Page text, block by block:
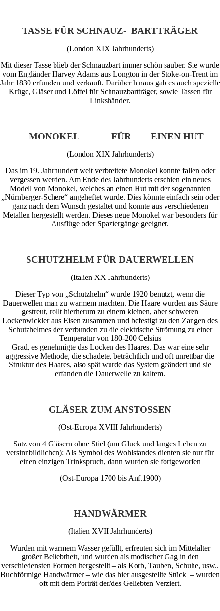
TASSE FÜR SCHNAUZ- BARTTRÄGER
(London XIX Jahrhunderts)
Mit dieser Tasse blieb der Schnauzbart immer schön sauber. Sie wurde
vom Engländer Harvey Adams aus Longton in der Stoke-on-Trent im
Jahr 1830 erfunden und verkauft. Darüber hinaus gab es auch spezielle
Krüge, Gläser und Löffel für Schnauzbartträger, sowie Tassen für
Linkshänder.
MONOKEL FÜR EINEN HUT
(London XIX Jahrhunderts)
Das im 19. Jahrhundert weit verbreitete Monokel konnte fallen oder
vergessen werden. Am Ende des Jahrhunderts erschien ein neues
Modell von Monokel, welches an einen Hut mit der sogenannten
„Nürnberger-Schere“ angeheftet wurde. Dies könnte einfach sein oder
ganz nach dem Wunsch gestaltet und konnte aus verschiedenen
Metallen hergestellt werden. Dieses neue Monokel war besonders für
Ausflüge oder Spaziergänge geeignet.
SCHUTZHELM FÜR DAUERWELLEN
(Italien XX Jahrhunderts)
Dieser Typ von „Schutzhelm“ wurde 1920 benutzt, wenn die
Dauerwellen man zu warmem machten. Die Haare wurden aus Säure
gestreut, rollt hierherum zu einem kleinen, aber schweren
Lockenwickler aus Eisen zusammen und befestigt zu den Zangen des
Schutzhelmes der verbunden zu die elektrische Strömung zu einer
Temperatur von 180-200 Celsius
Grad, es genehmigte das Locken des Haares. Das war eine sehr
aggressive Methode, die schadete, beträchtlich und oft unrettbar die
Struktur des Haares, also spät wurde das System geändert und sie
erfanden die Dauerwelle zu kaltem.
GLÄSER ZUM ANSTOSSEN
(Ost-Europa XVIII Jahrhunderts)
Satz von 4 Gläsern ohne Stiel (um Gluck und langes Leben zu
versinnbildlichen): Als Symbol des Wohlstandes dienten sie nur für
einen einzigen Trinkspruch, dann wurden sie fortgeworfen
(Ost-Europa 1700 bis Anf.1900)
HANDWÄRMER
(Italien XVII Jahrhunderts)
Wurden mit warmem Wasser gefüllt, erfreuten sich im Mittelalter
großer Beliebtheit, und wurden als modischer Gag in den
verschiedensten Formen hergestellt – als Korb, Tauben, Schuhe, usw..
Buchförmige Handwärmer – wie das hier ausgestellte Stück – wurden
oft mit dem Porträt der/des Geliebten Verziert.